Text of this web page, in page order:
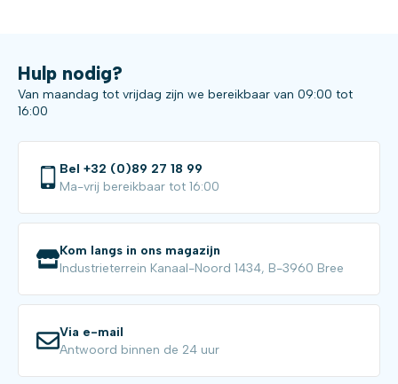
Hulp nodig?
Van maandag tot vrijdag zijn we bereikbaar van 09:00 tot
16:00
Bel +32 (0)89 27 18 99
Ma-vrij bereikbaar tot 16:00
Kom langs in ons magazijn
Industrieterrein Kanaal-Noord 1434, B-3960 Bree
Via e-mail
Antwoord binnen de 24 uur